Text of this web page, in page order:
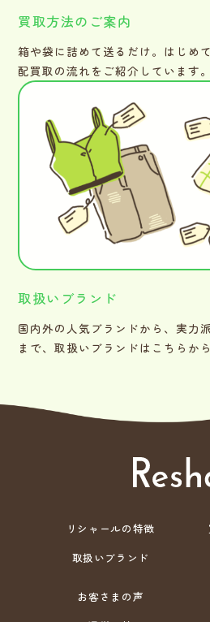
買取方法のご案内
箱や袋に詰めて送るだけ。はじめ
配買取の流れをご紹介しています。
取扱いブランド
国内外の人気ブランドから、実力
まで、取扱いブランドはこちらか
リシャールの特徴
取扱いブランド
お客さまの声